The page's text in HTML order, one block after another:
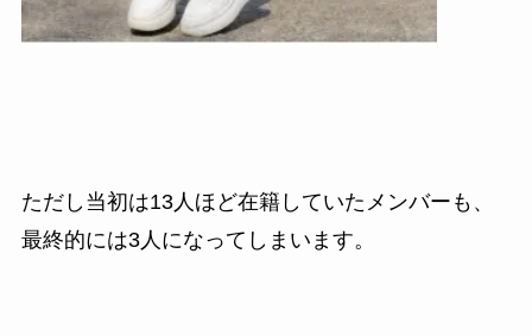
ただし当初は13人ほど在籍していたメンバーも、
最終的には3人になってしまいます。